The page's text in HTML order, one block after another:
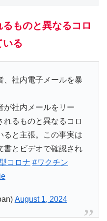
ものと異なるコロ
いる
、社内電子メールを暴
が社内メールをリー
れるものと異なるコロ
ると主張。この事実は
書とビデオで確認され
コロナ #ワクチン
August 1, 2024